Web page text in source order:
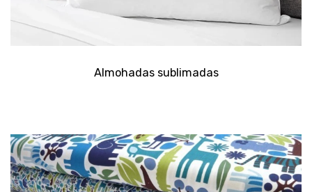
Almohadas sublimadas